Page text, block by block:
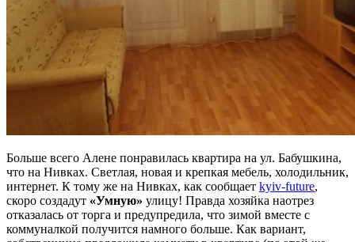
Больше всего Алене понравилась квартира на ул. Бабушкина,
что на Нивках. Светлая, новая и крепкая мебель, холодильник,
интернет. К тому же на Нивках, как сообщает kyiv-future,
скоро создадут «Умную» улицу! Правда хозяйка наотрез
отказалась от торга и предупредила, что зимой вместе с
коммуналкой получится намного больше. Как вариант,